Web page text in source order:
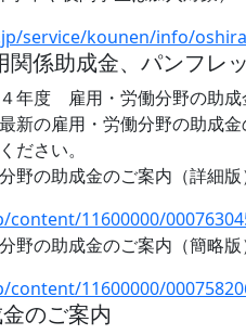
service/kounen/info/
関係助成金、パンフレ
年度 雇用・労働分野の助
新の雇用・労働分野の助成
ださい。
野の助成金のご案内（詳細版
11600000/
野の助成金のご案内（簡略版
11600000/
のご案内